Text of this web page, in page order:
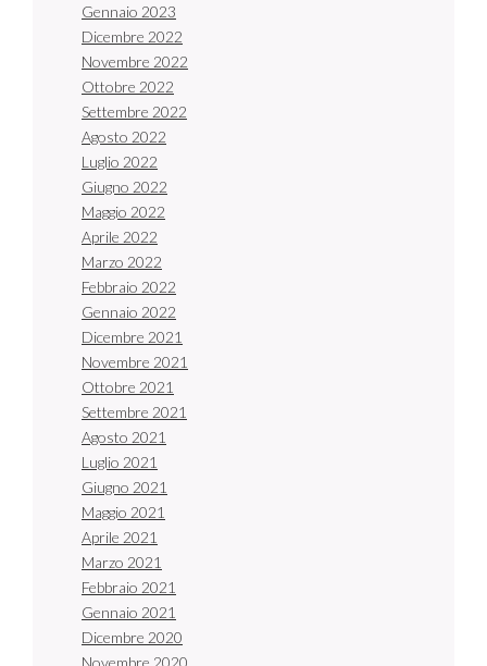
Gennaio 2023
Dicembre 2022
Novembre 2022
Ottobre 2022
Settembre 2022
Agosto 2022
Luglio 2022
Giugno 2022
Maggio 2022
Aprile 2022
Marzo 2022
Febbraio 2022
Gennaio 2022
Dicembre 2021
Novembre 2021
Ottobre 2021
Settembre 2021
Agosto 2021
Luglio 2021
Giugno 2021
Maggio 2021
Aprile 2021
Marzo 2021
Febbraio 2021
Gennaio 2021
Dicembre 2020
Novembre 2020